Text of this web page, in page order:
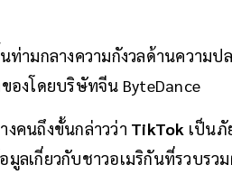
ท่ามกลางความกังวลด้านความ
องโดยบริษัทจีน ByteDance
คนถึงขั้นกล่าวว่า TikTok เป็นภั
มูลเกี่ยวกับชาวอเมริกันที่รวบร